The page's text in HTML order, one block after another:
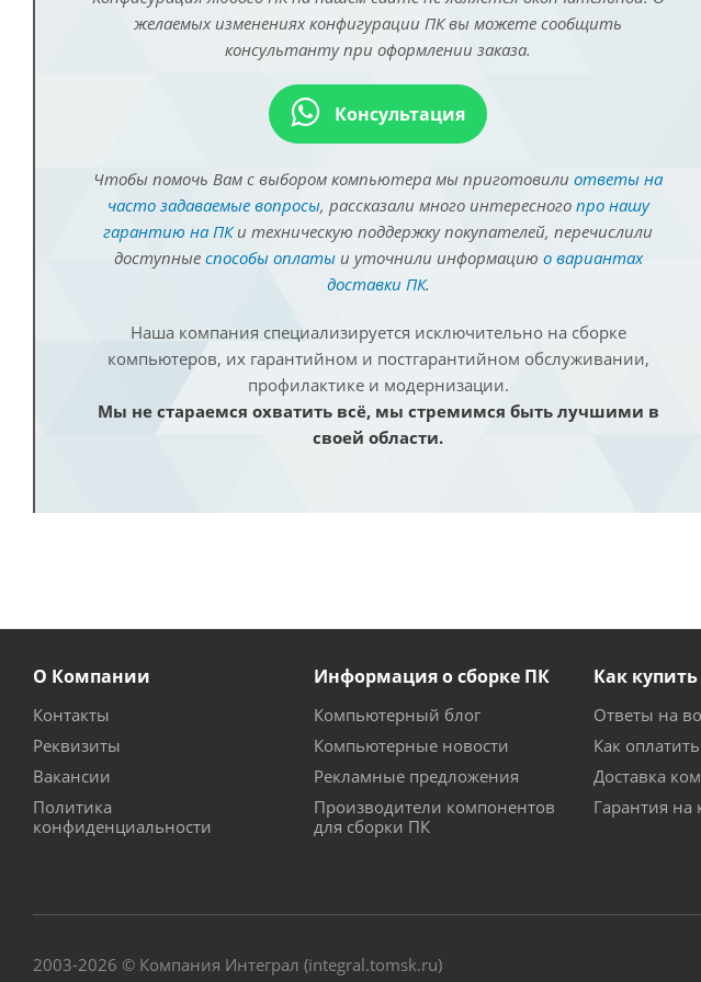
желаемых изменениях конфигурации ПК вы можете сообщить
консультанту при оформлении заказа.
Консультация
Чтобы помочь Вам с выбором компьютера мы приготовили ответы на
часто задаваемые вопросы, рассказали много интересного про нашу
гарантию на ПКи техническую поддержку покупателей, перечислили
доступные способы оплатыи уточнили информацию о вариантах
доставки ПК.
Наша компания специализируется исключительно на сборке
компьютеров, их гарантийном и постгарантийном обслуживании,
профилактике и модернизации.
Мы не стараемся охватить всё, мы стремимся быть лучшими в
своей области.
О Компании
Контакты
Реквизиты
Вакансии
Политика
конфиденциальности
Информация о сборке ПК
Компьютерный блог
Компьютерные новости
Рекламные предложения
Производители компонентов
для сборки ПК
Как
Ответы на
Как
Доставка
Гарантия
2003-2026 © Компания Интеграл (integral.tomsk.ru)